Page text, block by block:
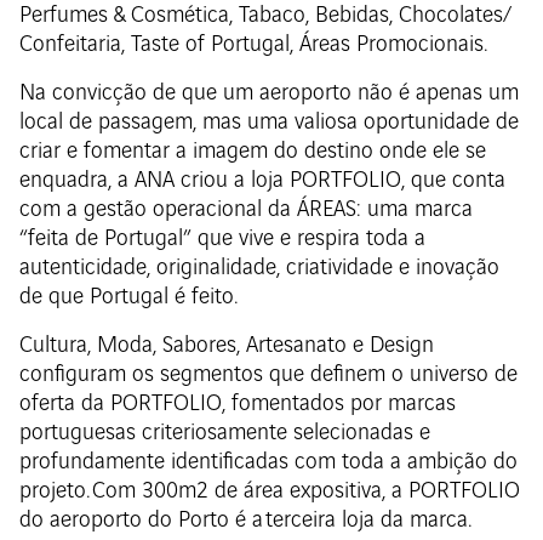
Perfumes & Cosmética, Tabaco, Bebidas, Chocolates/
Confeitaria, Taste of Portugal, Áreas Promocionais.
Na convicção de que um aeroporto não é apenas um
local de passagem, mas uma valiosa oportunidade de
criar e fomentar a imagem do destino onde ele se
enquadra, a ANA criou a loja PORTFOLIO, que conta
com a gestão operacional da ÁREAS: uma marca
“feita de Portugal” que vive e respira toda a
autenticidade, originalidade, criatividade e inovação
de que Portugal é feito.
Cultura, Moda, Sabores, Artesanato e Design
configuram os segmentos que definem o universo de
oferta da PORTFOLIO, fomentados por marcas
portuguesas criteriosamente selecionadas e
profundamente identificadas com toda a ambição do
projeto. Com 300m2 de área expositiva, a PORTFOLIO
do aeroporto do Porto é a terceira loja da marca.